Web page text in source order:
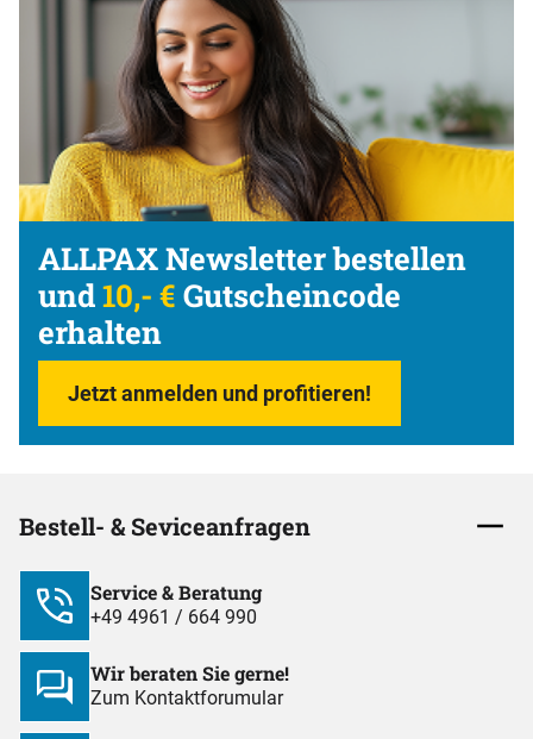
ALLPAX Newsletter bestellen
und10,- € Gutscheincode
erhalten
Jetzt anmelden und profitieren!
Bestell- & Seviceanfragen
Service & Beratung
+49 4961 / 664 990
Wir beraten Sie gerne!
Zum Kontaktforumular